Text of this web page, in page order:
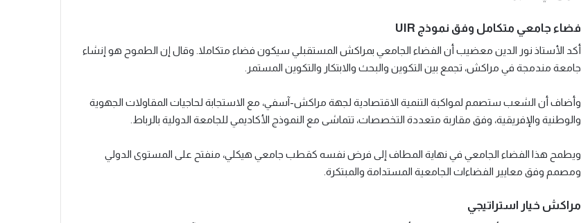
فضاء جامعي متكامل وفق نموذج UIR
أكد الأستاذ نور الدين معضيب أن الفضاء الجامعي بمراكش المستقبلي سيكون فضاء متكاملا. وقال إن الطموح هو إنشاء
جامعة مندمجة في مراكش، تجمع بين التكوين والبحث والابتكار والتكوين المستمر.
وأضاف أن الشعب ستصمم لمواكبة التنمية الاقتصادية لجهة مراكش-آسفي، مع الاستجابة لحاجيات المقاولات الجهوية
والوطنية والإفريقية، وفق مقاربة متعددة التخصصات، تتماشى مع النموذج الأكاديمي للجامعة الدولية بالرباط.
ويطمح هذا الفضاء الجامعي في نهاية المطاف إلى فرض نفسه كقطب جامعي هيكلي، منفتح على المستوى الدولي
ومصمم وفق معايير الفضاءات الجامعية المستدامة والمبتكرة.
مراكش خيار استراتيجي